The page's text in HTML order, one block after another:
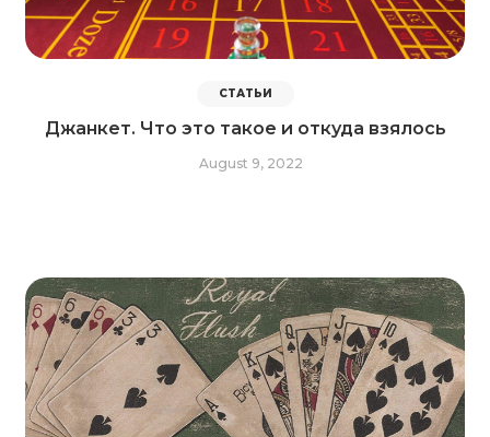
СТАТЬИ
Джанкет. Что это такое и откуда взялось
August 9, 2022